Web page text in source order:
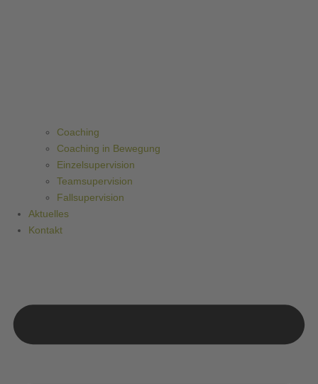
Coaching
Coaching in Bewegung
Einzelsupervision
Teamsupervision
Fallsupervision
Aktuelles
Kontakt